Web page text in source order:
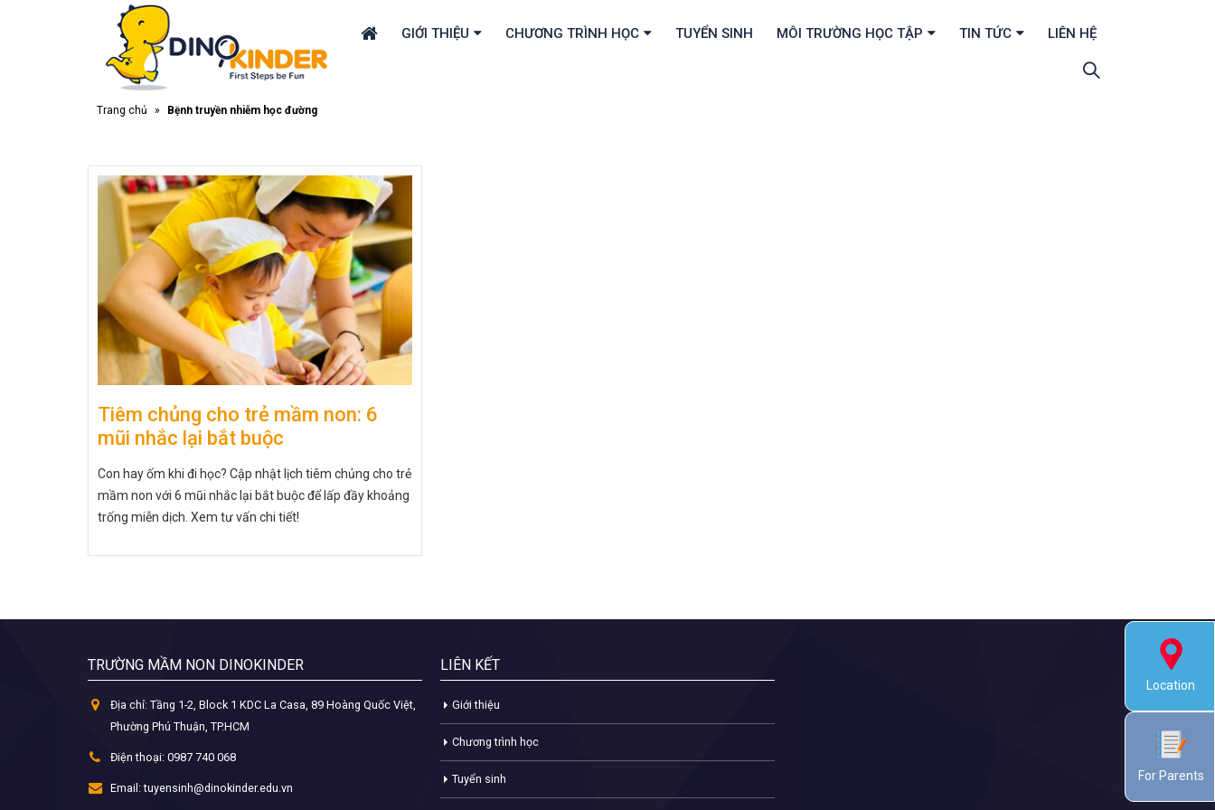
GIỚI THIỆU CHƯƠNG TRÌNH HỌC TUYỂN SINH MÔI TRƯỜNG HỌC TẬP TIN TỨC LIÊN HỆ
Trang chủ » Bệnh truyền nhiễm học đường
Tiêm chủng cho trẻ mầm non: 6
mũi nhắc lại bắt buộc
Con hay ốm khi đi học? Cập nhật lịch tiêm chủng cho trẻ
mầm non với 6 mũi nhắc lại bắt buộc để lấp đầy khoảng
trống miễn dịch. Xem tư vấn chi tiết!
TRƯỜNG MẦM NON DINOKINDER
Địa chỉ: Tầng 1-2, Block 1 KDC La Casa, 89 Hoàng Quốc Việt,
Phường Phú Thuận, TP.HCM
Điện thoại: 0987 740 068
Email: tuyensinh@dinokinder.edu.vn
LIÊN KẾT
Giới thiệu
Chương trình học
Tuyển sinh
Location
For Parents